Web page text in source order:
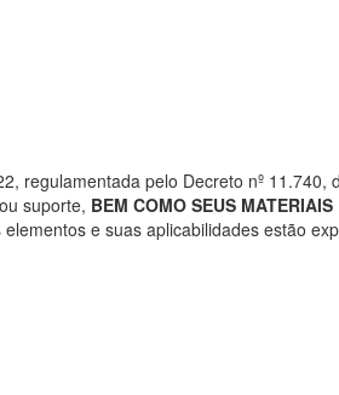
regulamentada pelo Decreto nº 11.740,
suporte, BEM COMO SEUS
e suas aplicabilidades estão